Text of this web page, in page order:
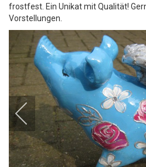
frostfest. Ein Unikat mit Qualität!
Vorstellungen.